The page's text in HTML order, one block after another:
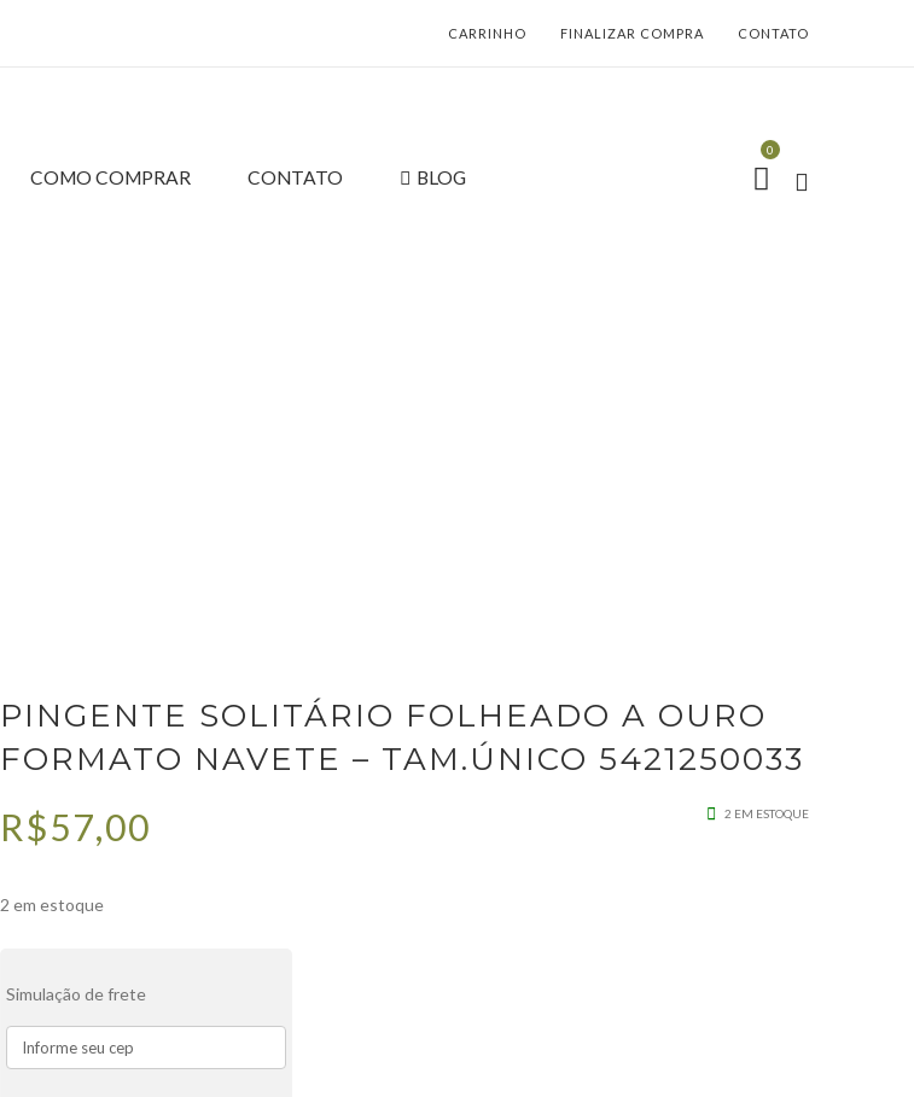
CARRINHO FINALIZAR COMPRA CONTATO
COMO COMPRAR CONTATO BLOG
0
PINGENTE SOLITÁRIO FOLHEADO A OURO
FORMATO NAVETE – TAM.ÚNICO 5421250033
2 EM ESTOQUE
R$57,00
2 em estoque
Simulação de frete